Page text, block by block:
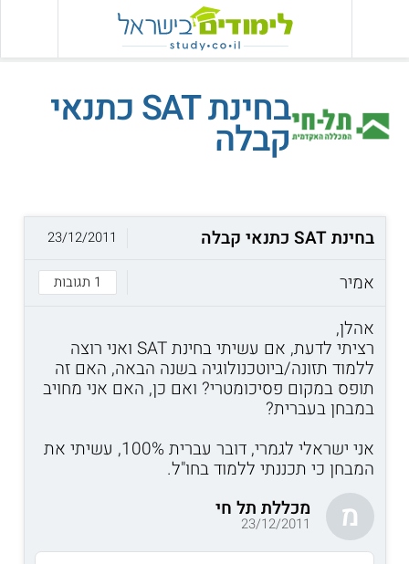
בחינת SAT כתנאי
קבלה
בחינת SAT כתנאי קבלה
אמיר
1 תגובות
23/12/2011
אהלן,
רציתי לדעת, אם עשיתי בחינת SAT ואני רוצה
ללמוד תזונה/ביוטכנולוגיה בשנה הבאה, האם זה
תופס במקום פסיכומטרי? ואם כן, האם אני מחויב
במבחן בעברית?
אני ישראלי לגמרי, דובר עברית 100%, עשיתי את
המבחן כי תכננתי ללמוד בחו"ל.
מ מכללת תל חי
23/12/2011